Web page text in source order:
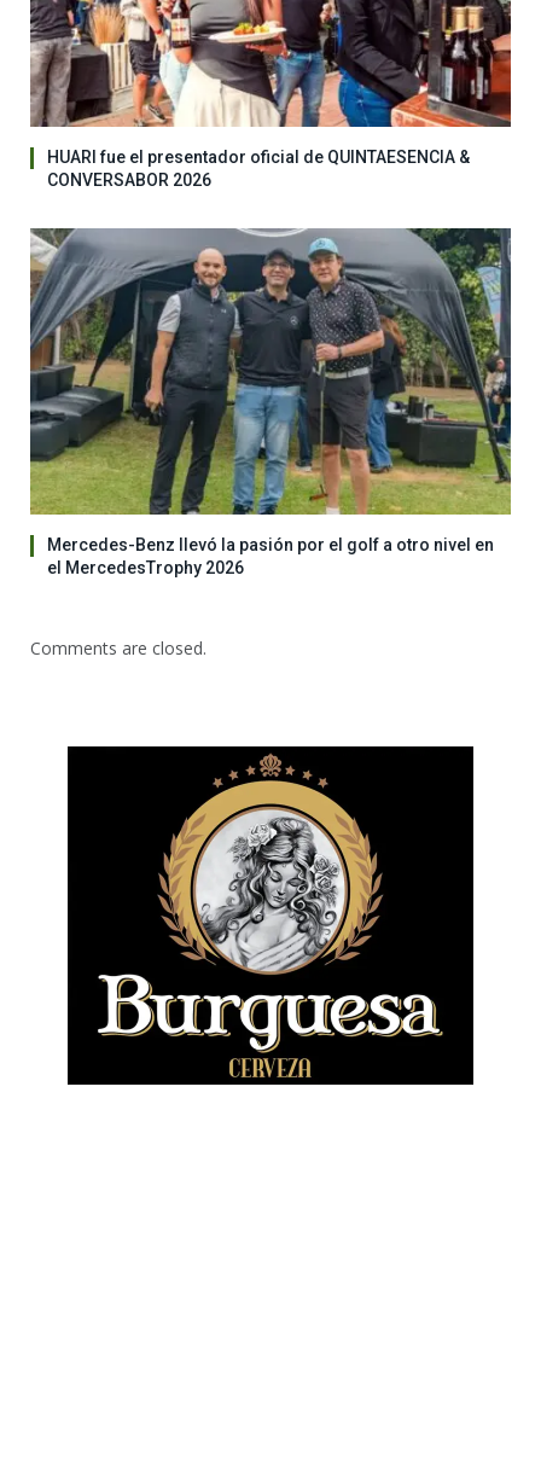
HUARI fue el presentador oficial de QUINTAESENCIA &
CONVERSABOR 2026
Mercedes-Benz llevó la pasión por el golf a otro nivel en
el MercedesTrophy 2026
Comments are closed.